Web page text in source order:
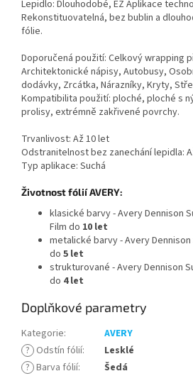
Lepidlo: Dlouhodobé, EZ Aplikace
Rekonstituovatelná, bez bublin a
fólie.
Doporučená použití: Celkový wrapping
Architektonické nápisy, Autobusy,
dodávky, Zrcátka, Nárazníky, Kryty,
Kompatibilita použití: ploché, ploché s
prolisy, extrémně zakřivené povrchy.
Trvanlivost: Až 10 let
Odstranitelnost bez zanechání lepidla:
Typ aplikace: Suchá
Životnost fólií AVERY:
klasické barvy - Avery Dennison
Film do 10 let
metalické barvy - Avery
do 5 let
strukturované - Avery Dennison
do 4 let
Doplňkové parametry
Kategorie:
AVERY
? Odstín fólií:
Lesklé
? Barva fólií:
Šedá